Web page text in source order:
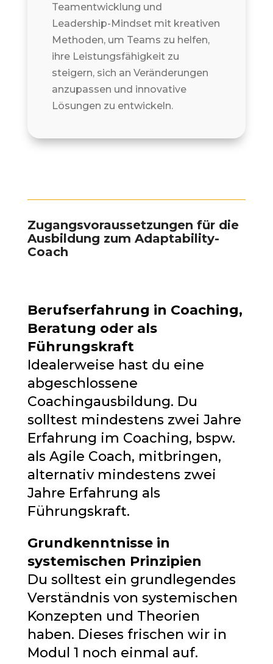
Teamentwicklung und
Leadership-Mindset mit kreativen
Methoden, um Teams zu helfen,
ihre Leistungsfähigkeit zu
steigern, sich an Veränderungen
anzupassen und innovative
Lösungen zu entwickeln.
Zugangsvoraussetzungen für die
Ausbildung zum Adaptability-
Coach
Berufserfahrung in Coaching,
Beratung oder als
Führungskraft
Idealerweise hast du eine
abgeschlossene
Coachingausbildung. Du
solltest mindestens zwei Jahre
Erfahrung im Coaching, bspw.
als Agile Coach, mitbringen,
alternativ mindestens zwei
Jahre Erfahrung als
Führungskraft.
Grundkenntnisse in
systemischen Prinzipien
Du solltest ein grundlegendes
Verständnis von systemischen
Konzepten und Theorien
haben. Dieses frischen wir in
Modul 1 noch einmal auf.